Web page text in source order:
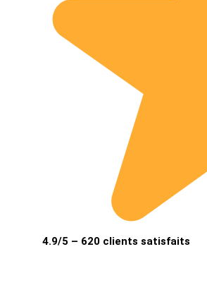
4.9/5 – 620 clients satisfaits